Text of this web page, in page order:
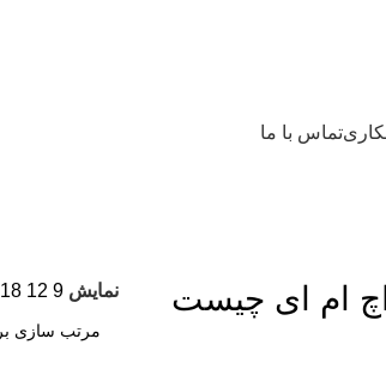
تماس با ما
اچ ام ای چیست نمایش9
12
18